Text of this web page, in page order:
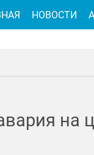
на
НОВОСТИ